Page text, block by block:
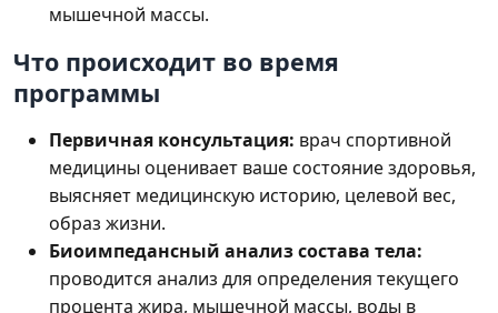
мышечной массы.
Что происходит во время
программы
Первичная консультация: врач спортивной
медицины оценивает ваше состояние здоровья,
выясняет медицинскую историю, целевой вес,
образ жизни.
Биоимпедансный анализ состава тела:
проводится анализ для определения текущего
процента жира, мышечной массы, воды в